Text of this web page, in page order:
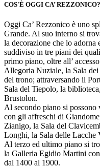
COS'È OGGI CA’ REZZONICO?
Oggi Ca’ Rezzonico è uno
Grande. Al suo interno si
la decorazione che lo adorna
suddiviso in tre piani dei
primo piano, oltre all’
Allegoria Nuziale, la Sala
del trono; attraversando il
Sala del Tiepolo, la
Brustolon.
Al secondo piano si
con gli affreschi di
Zianigo, la Sala del
Longhi, la Sala delle Lacche
Al terzo ed ultimo piano si
la Galleria Egidio Martini
dal 1400 al 1900.